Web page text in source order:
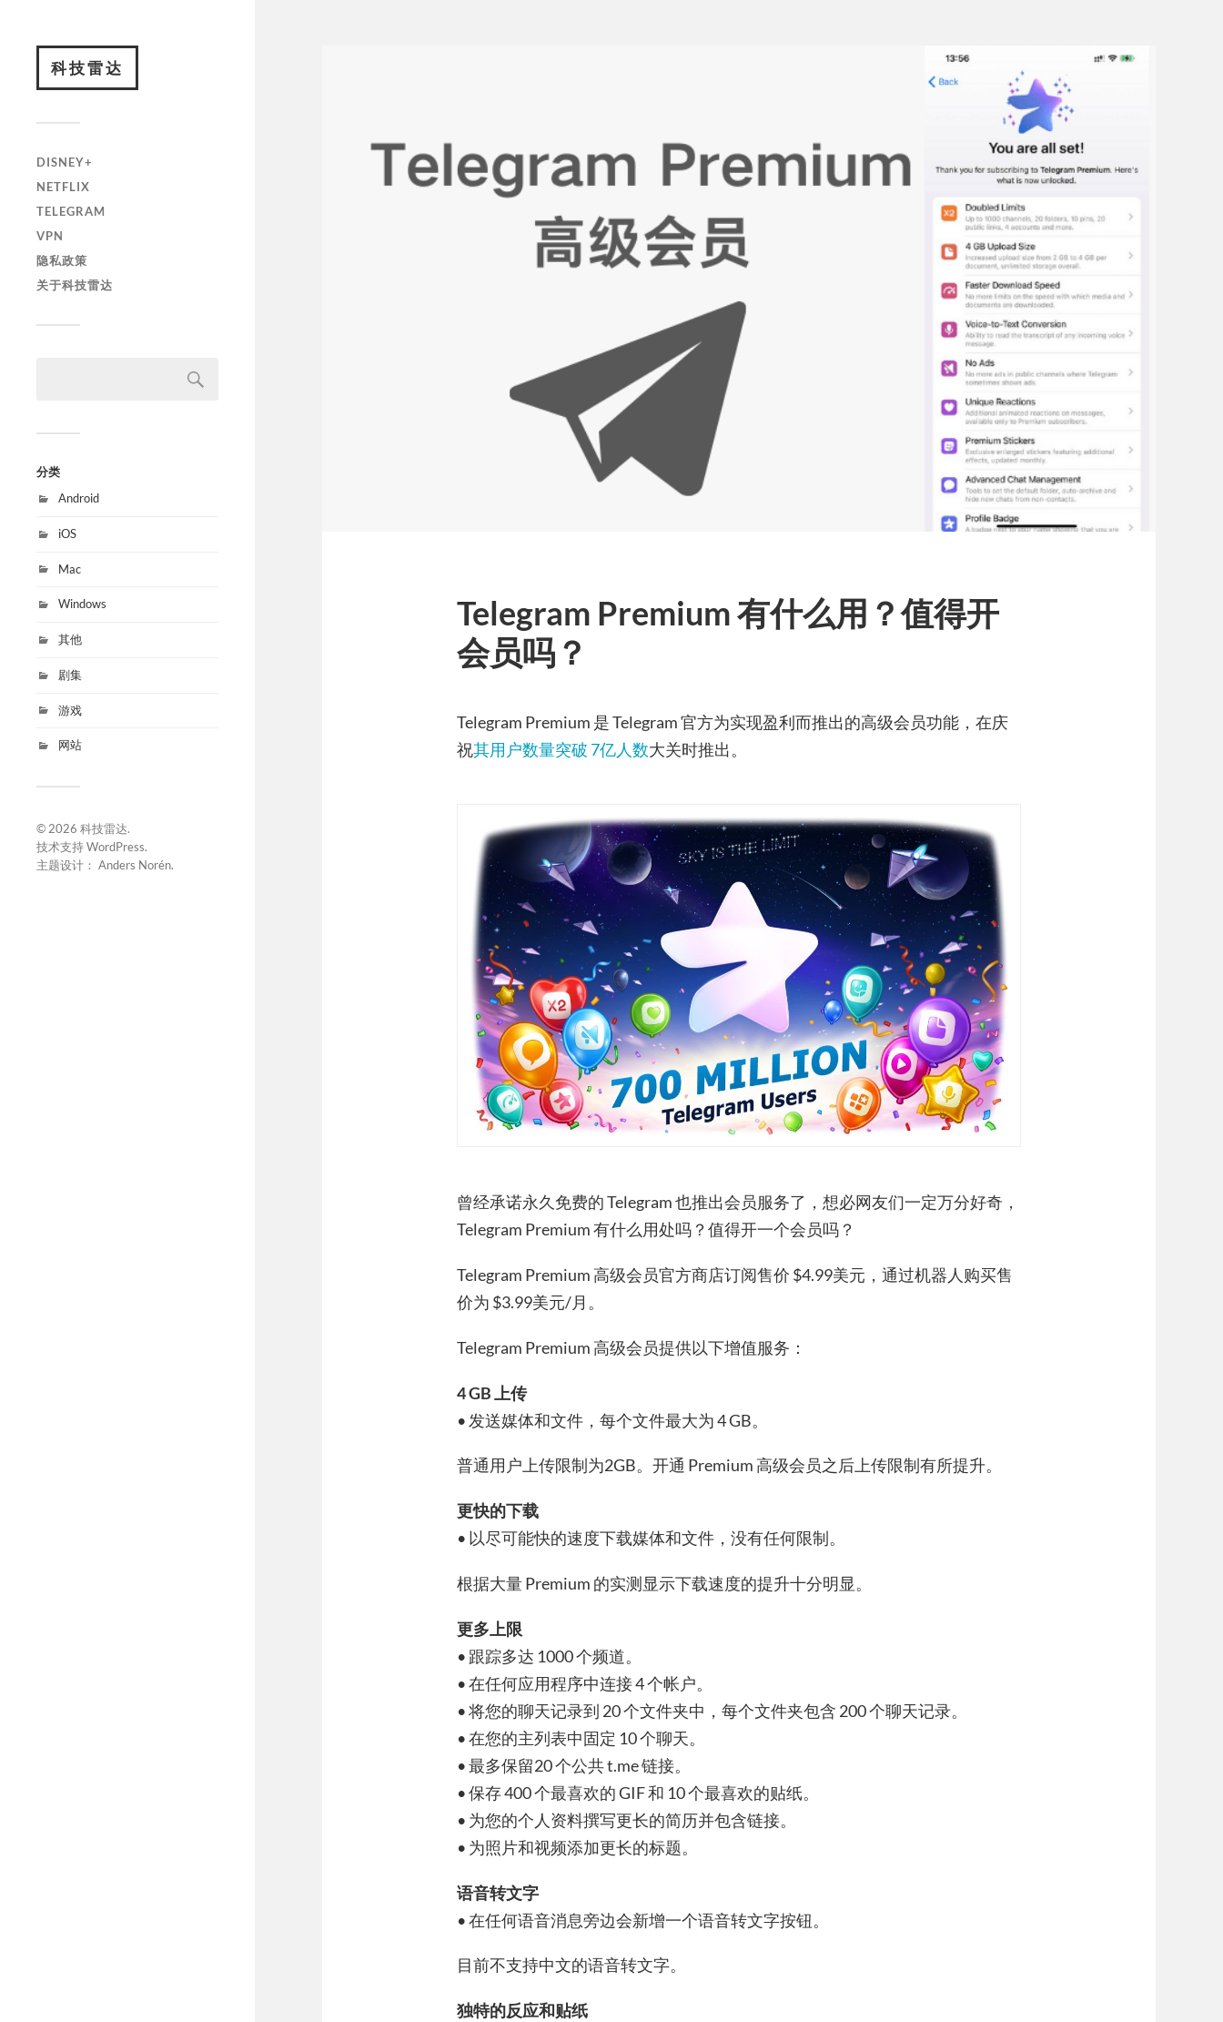
科技雷达
DISNEY+
NETFLIX
TELEGRAM
VPN
隐私政策
关于科技雷达
分类
Android
iOS
Mac
Windows
其他
剧集
游戏
网站
© 2026 科技雷达.
技术支持WordPress.
主题设计： Anders Norén.
Telegram Premium 有什么用？值得开
会员吗？
Telegram Premium 是 Telegram 官方为实现盈利而推出的高级会员功能，在庆
祝其用户数量突破 7亿人数大关时推出。
曾经承诺永久免费的 Telegram 也推出会员服务了，想必网友们一定万分好奇，
Telegram Premium 有什么用处吗？值得开一个会员吗？
Telegram Premium 高级会员官方商店订阅售价 $4.99美元，通过机器人购买售
价为 $3.99美元/月。
Telegram Premium 高级会员提供以下增值服务：
4 GB 上传
• 发送媒体和文件，每个文件最大为 4 GB。
普通用户上传限制为2GB。开通 Premium 高级会员之后上传限制有所提升。
更快的下载
• 以尽可能快的速度下载媒体和文件，没有任何限制。
根据大量 Premium 的实测显示下载速度的提升十分明显。
更多上限
• 跟踪多达 1000 个频道。
• 在任何应用程序中连接 4 个帐户。
• 将您的聊天记录到 20 个文件夹中，每个文件夹包含 200 个聊天记录。
• 在您的主列表中固定 10 个聊天。
• 最多保留20 个公共 t.me 链接。
• 保存 400 个最喜欢的 GIF 和 10 个最喜欢的贴纸。
• 为您的个人资料撰写更长的简历并包含链接。
• 为照片和视频添加更长的标题。
语音转文字
• 在任何语音消息旁边会新增一个语音转文字按钮。
目前不支持中文的语音转文字。
独特的反应和贴纸